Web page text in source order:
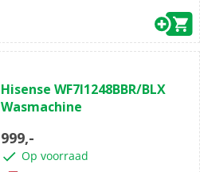
van
de
sterren.
Hisense WF7I1248BBR/BLX
Wasmachine
999,-
Op voorraad